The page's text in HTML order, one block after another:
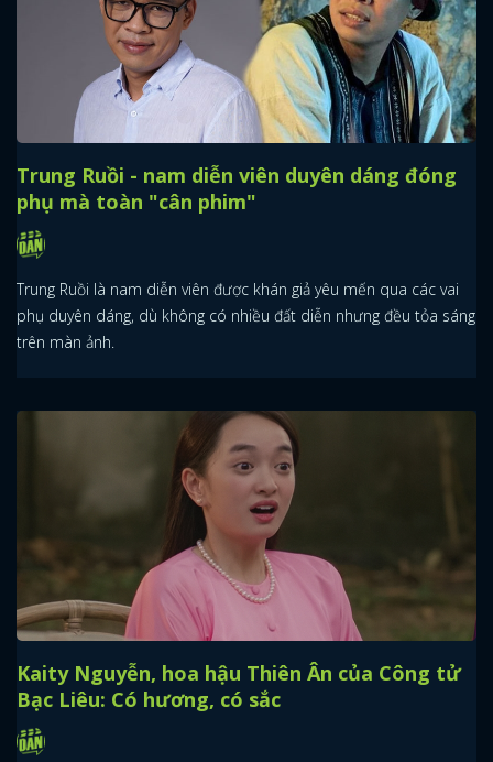
Trung Ruồi - nam diễn viên duyên dáng đóng
phụ mà toàn "cân phim"
Trung Ruồi là nam diễn viên được khán giả yêu mến qua các vai
phụ duyên dáng, dù không có nhiều đất diễn nhưng đều tỏa sáng
trên màn ảnh.
Kaity Nguyễn, hoa hậu Thiên Ân của Công tử
Bạc Liêu: Có hương, có sắc